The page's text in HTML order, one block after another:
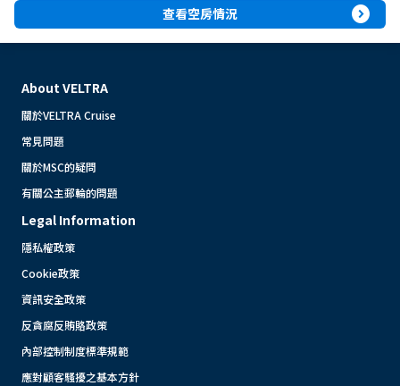
查看空房情況 expand_circle_right
About VELTRA
關於VELTRA Cruise
常見問題
關於MSC的疑問
有關公主郵輪的問題
Legal Information
隱私權政策
Cookie政策
資訊安全政策
反貪腐反賄賂政策
內部控制制度標準規範
應對顧客騷擾之基本方針